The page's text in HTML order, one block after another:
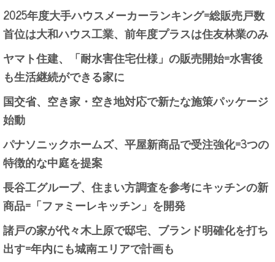
2025年度大手ハウスメーカーランキング=総販売戸数
首位は大和ハウス工業、前年度プラスは住友林業のみ
ヤマト住建、「耐水害住宅仕様」の販売開始=水害後
も生活継続ができる家に
国交省、空き家・空き地対応で新たな施策パッケージ
始動
パナソニックホームズ、平屋新商品で受注強化=3つの
特徴的な中庭を提案
長谷工グループ、住まい方調査を参考にキッチンの新
商品=「ファミーレキッチン」を開発
諸戸の家が代々木上原で邸宅、ブランド明確化を打ち
出す=年内にも城南エリアで計画も